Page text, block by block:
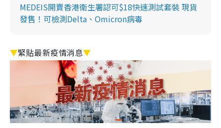
MEDEIS開賣香港衛生署認可$18快速測試套裝 現貨
發售！可檢測Delta、Omicron病毒
▼緊貼最新疫情消息▼